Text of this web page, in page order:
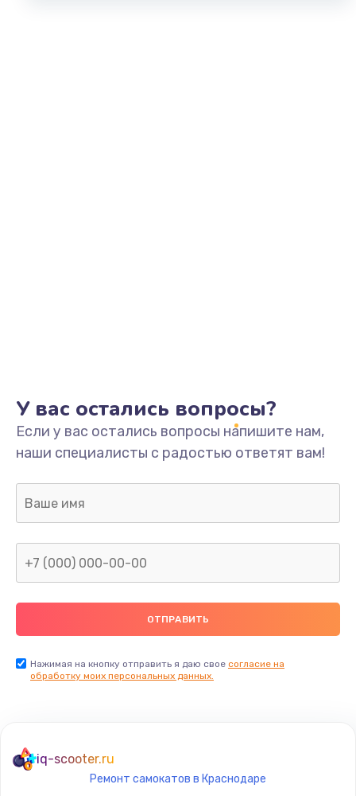
У вас остались вопросы?
Если у вас остались вопросы напишите нам,
наши специалисты с радостью ответят вам!
Нажимая на кнопку отправить я даю свое согласие на
обработку моих персональных данных.
iq-scooter.ru
Ремонт самокатов в Краснодаре